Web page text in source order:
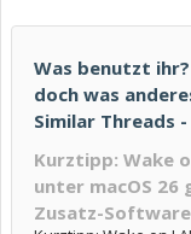
Was benutzt
doch was
Similar Threads -
Kurztipp: Wake
unter macOS 26
Zusatz-